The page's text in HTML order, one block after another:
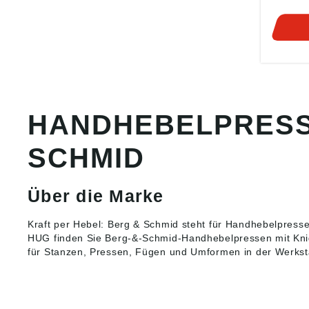
71686
SCHMID
Über die Marke
Kraft per Hebel: Berg & Schmid steht für
HUG finden Sie Berg-&-Schmid-Handhebelpressen mit
für Stanzen, Pressen, Fügen und Umformen in der